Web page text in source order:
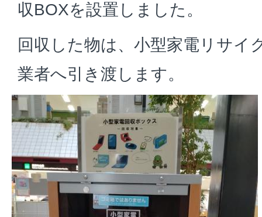
収BOXを設置しました。
回収した物は、小型家電リサイ
業者へ引き渡します。